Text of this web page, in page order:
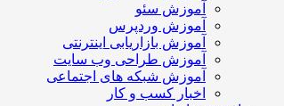
آموزش سئو
آموزش وردپرس
آموزش بازاریابی اینترنتی
آموزش طراحی وب سایت
آموزش شبکه های اجتماعی
اخبار کسب و کار